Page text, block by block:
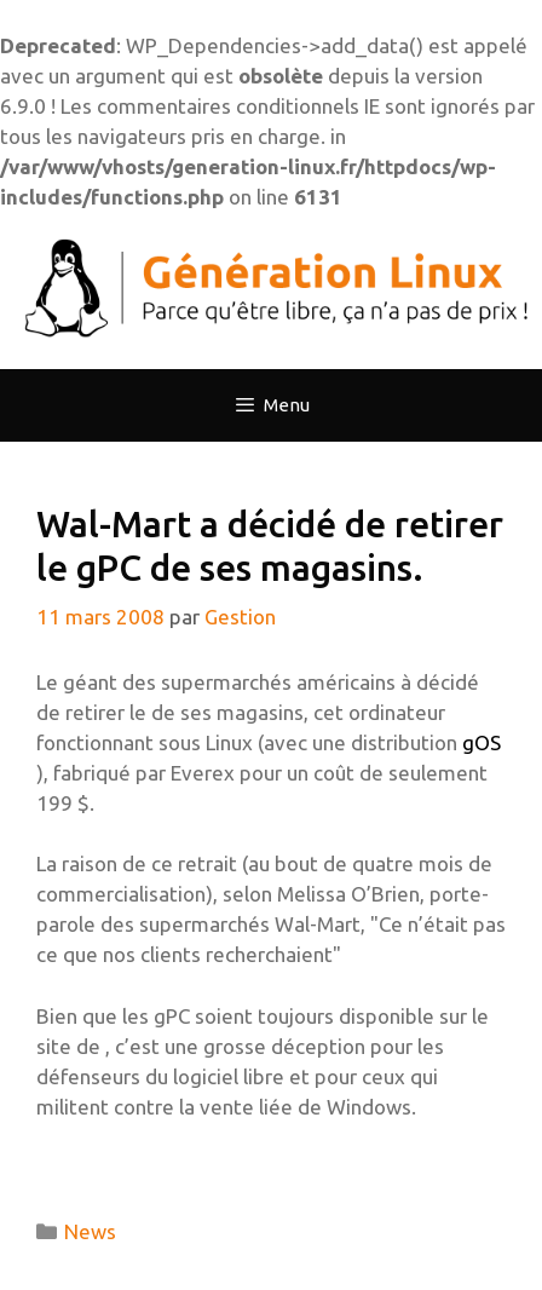
Deprecated: WP_Dependencies->add_data() est appelé
avec un argument qui est obsolète depuis la version
6.9.0 ! Les commentaires conditionnels IE sont ignorés par
tous les navigateurs pris en charge. in
/var/www/vhosts/generation-linux.fr/httpdocs/wp-
includes/functions.php on line 6131
contenu
Menu
Wal-Mart a décidé de retirer
le gPC de ses magasins.
11 mars 2008 par Gestion
Le géant des supermarchés américains à décidé
de retirer le de ses magasins, cet ordinateur
fonctionnant sous Linux (avec une distribution gOS
), fabriqué par Everex pour un coût de seulement
199 $.
La raison de ce retrait (au bout de quatre mois de
commercialisation), selon Melissa O’Brien, porte-
parole des supermarchés Wal-Mart, "Ce n’était pas
ce que nos clients recherchaient"
Bien que les gPC soient toujours disponible sur le
site de , c’est une grosse déception pour les
défenseurs du logiciel libre et pour ceux qui
militent contre la vente liée de Windows.
Catégories
News